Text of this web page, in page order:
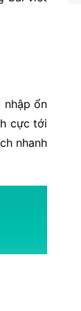
ổn
cực tới
nhanh